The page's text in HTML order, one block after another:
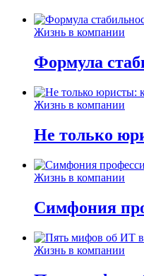
Жизнь в компании
Формула
Жизнь в компании
Не только
Жизнь в компании
Симфония
Жизнь в компании